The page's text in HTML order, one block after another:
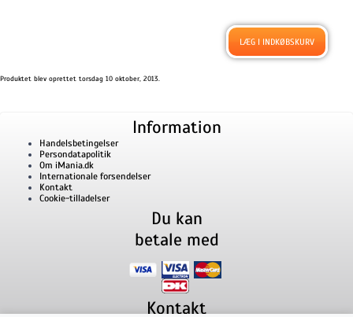
Produktet blev oprettet torsdag 10 oktober, 2013.
Information
Handelsbetingelser
Persondatapolitik
Om iMania.dk
Internationale forsendelser
Kontakt
Cookie-tilladelser
Du kan
betale med
Kontakt